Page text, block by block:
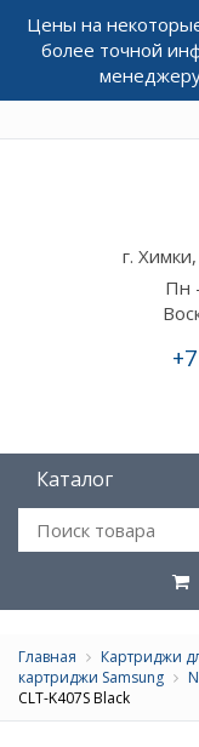
Цены на
более точной
г.
Пн
Каталог
Главная Картриджи
картриджи Samsung
CLT-K407S Black